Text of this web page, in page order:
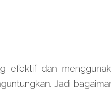
efektif dan
Jadi